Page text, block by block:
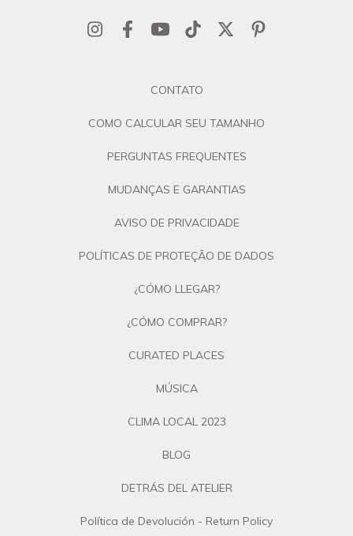
CONTATO
COMO CALCULAR SEU TAMANHO
PERGUNTAS FREQUENTES
MUDANÇAS E GARANTIAS
AVISO DE PRIVACIDADE
POLÍTICAS DE PROTEÇÃO DE DADOS
¿CÓMO LLEGAR?
¿CÓMO COMPRAR?
CURATED PLACES
MÚSICA
CLIMA LOCAL 2023
BLOG
DETRÁS DEL ATELIER
Política de Devolución - Return Policy